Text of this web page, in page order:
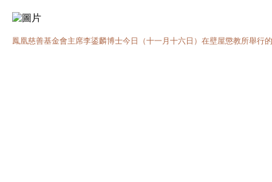
鳳凰慈善基金會主席李鋈麟博士今日（十一月十六日）在壁屋懲教所舉行